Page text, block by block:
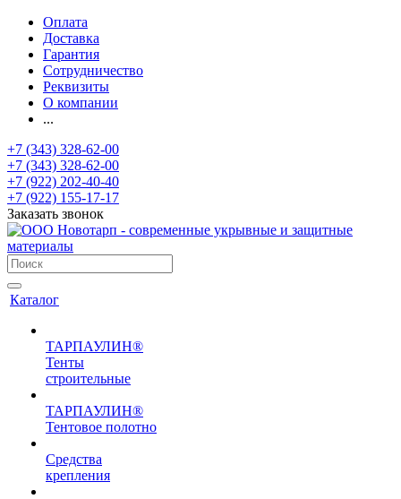
Оплата
Доставка
Гарантия
Сотрудничество
Реквизиты
О компании
...
+7 (343) 328-62-00
+7 (343) 328-62-00
+7 (922) 202-40-40
+7 (922) 155-17-17
Заказать звонок
Каталог
ТАРПАУЛИН®
Тенты
строительные
ТАРПАУЛИН®
Тентовое полотно
Средства
крепления